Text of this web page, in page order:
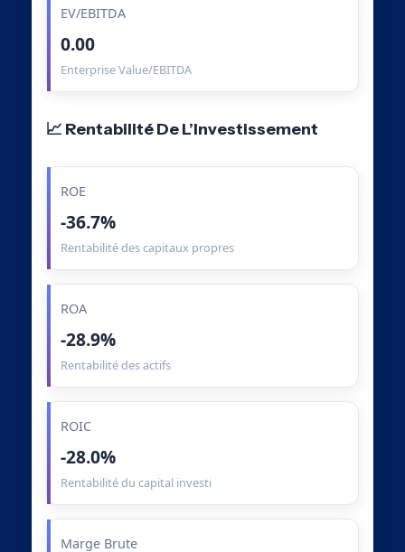
EV/EBITDA
0.00
Enterprise Value/EBITDA
📈 Rentabilité De L’Investissement
ROE
-36.7%
Rentabilité des capitaux propres
ROA
-28.9%
Rentabilité des actifs
ROIC
-28.0%
Rentabilité du capital investi
Marge Brute